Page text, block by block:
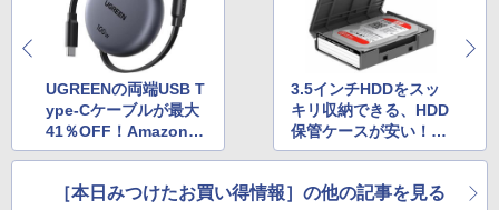
UGREENの両端USB T
ype-Cケーブルが最大
41％OFF！Amazonで
セール中
3.5インチHDDをスッ
キリ収納できる、HDD
保管ケースが安い！A
mazonタイムセール
［本日みつけたお買い得情報］の他の記事を見る